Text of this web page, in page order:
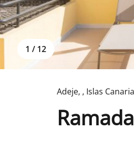
1 / 12
Adeje, , Islas